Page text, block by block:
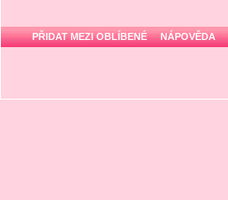
PŘIDAT MEZI OBLÍBENÉ NÁPOVĚDA